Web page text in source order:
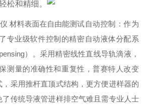
松和精细。
自动控制：作为
专业级软件控制的精密自动液体分配系
）。采用精密线性直线导轨滴液，
测量的准确性和重复性，普赛特人改变
采用推杆直顶式结构，更方便进样器的
传统导液管进样排空气难且需专业人士